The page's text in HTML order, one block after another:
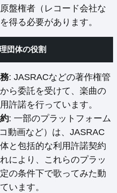
盤権者（レコード会社な
得る必要があります。
団体の役割
: JASRACなどの著作権管
ら委託を受けて、楽曲の
許諾を行っています。
: 一部のプラットフォーム
動画など）は、JASRAC
と包括的な利用許諾契約
により、これらのプラッ
の条件下で歌ってみた動
います。